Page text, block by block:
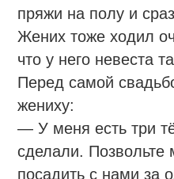
пряжи на полу и
Жених тоже ходил
что у него невеста
Перед самой
жениху:
— У меня есть три
сделали. Позвольте
посадить с нами за